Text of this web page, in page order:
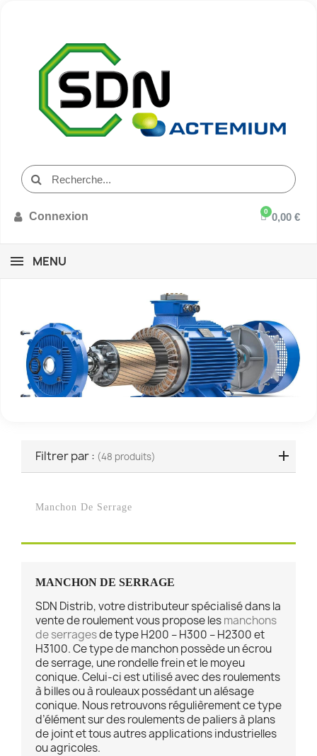
Connexion 0,00 €
MENU
Filtrer par : (48 produits)
Manchon De Serrage
MANCHON DE SERRAGE
SDN Distrib, votre distributeur spécialisé dans la
vente de roulement vous propose lesmanchons
de serragesde type H200 – H300 – H2300 et
H3100. Ce type de manchon possède un écrou
de serrage, une rondelle frein et le moyeu
conique. Celui-ci est utilisé avec des roulements
à billes ou à rouleaux possédant un alésage
conique. Nous retrouvons régulièrement ce type
d’élément sur des roulements de paliers à plans
de joint et tous autres applications industrielles
ou agricoles.